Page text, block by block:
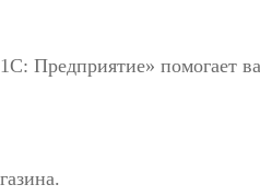
Предприятие» помогает